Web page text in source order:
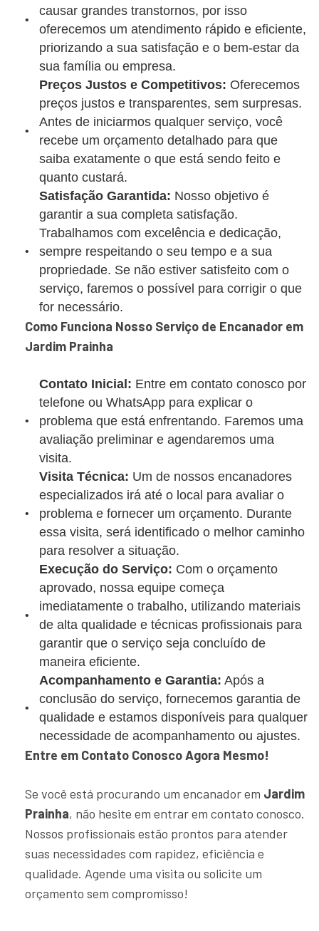
causar grandes transtornos, por isso
oferecemos um atendimento rápido e eficiente,
priorizando a sua satisfação e o bem-estar da
sua família ou empresa.
Preços Justos e Competitivos: Oferecemos
preços justos e transparentes, sem surpresas.
Antes de iniciarmos qualquer serviço, você
recebe um orçamento detalhado para que
saiba exatamente o que está sendo feito e
quanto custará.
Satisfação Garantida: Nosso objetivo é
garantir a sua completa satisfação.
Trabalhamos com excelência e dedicação,
sempre respeitando o seu tempo e a sua
propriedade. Se não estiver satisfeito com o
serviço, faremos o possível para corrigir o que
for necessário.
Como Funciona Nosso Serviço de Encanador em
Jardim Prainha
Contato Inicial: Entre em contato conosco por
telefone ou WhatsApp para explicar o
problema que está enfrentando. Faremos uma
avaliação preliminar e agendaremos uma
visita.
Visita Técnica: Um de nossos encanadores
especializados irá até o local para avaliar o
problema e fornecer um orçamento. Durante
essa visita, será identificado o melhor caminho
para resolver a situação.
Execução do Serviço: Com o orçamento
aprovado, nossa equipe começa
imediatamente o trabalho, utilizando materiais
de alta qualidade e técnicas profissionais para
garantir que o serviço seja concluído de
maneira eficiente.
Acompanhamento e Garantia: Após a
conclusão do serviço, fornecemos garantia de
qualidade e estamos disponíveis para qualquer
necessidade de acompanhamento ou ajustes.
Entre em Contato Conosco Agora Mesmo!
Se você está procurando um encanador em Jardim
Prainha, não hesite em entrar em contato conosco.
Nossos profissionais estão prontos para atender
suas necessidades com rapidez, eficiência e
qualidade. Agende uma visita ou solicite um
orçamento sem compromisso!